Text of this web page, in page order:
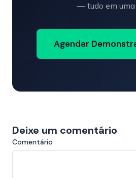
— tudo em
Agendar
Deixe um comentário
Comentário